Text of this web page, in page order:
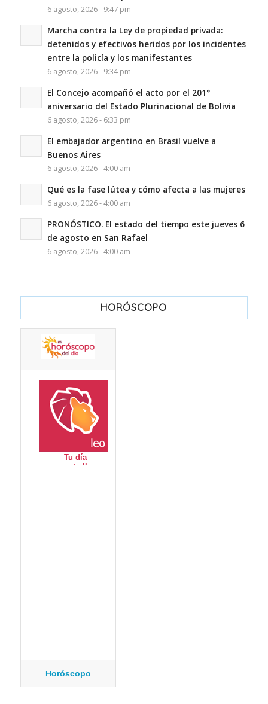
6 agosto, 2026 - 9:47 pm
Marcha contra la Ley de propiedad privada:
detenidos y efectivos heridos por los incidentes
entre la policía y los manifestantes
6 agosto, 2026 - 9:34 pm
El Concejo acompañó el acto por el 201°
aniversario del Estado Plurinacional de Bolivia
6 agosto, 2026 - 6:33 pm
El embajador argentino en Brasil vuelve a
Buenos Aires
6 agosto, 2026 - 4:00 am
Qué es la fase lútea y cómo afecta a las mujeres
6 agosto, 2026 - 4:00 am
PRONÓSTICO. El estado del tiempo este jueves 6
de agosto en San Rafael
6 agosto, 2026 - 4:00 am
HORÓSCOPO
Horóscopo